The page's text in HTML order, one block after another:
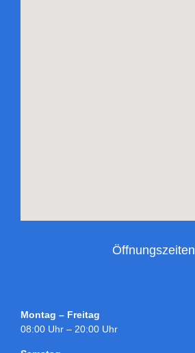
Öffnungszeiten
Montag – Freitag
08:00 Uhr – 20:00 Uhr